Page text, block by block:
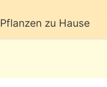
Pflanzen zu Hause